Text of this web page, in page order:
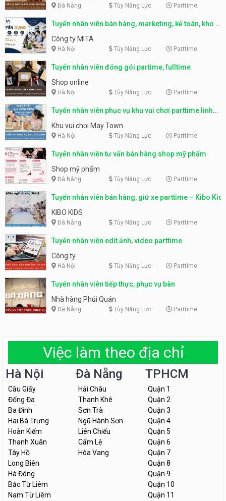
Đà Nẵng Tùy Năng Lực Parttime
Tuyển nhân viên bán hàng, marketing, kế toán, kho –
parttime, fulltime
Công ty MITA
Hà Nội Tùy Năng Lực Parttime
Tuyển nhân viên đóng gói partime, fulltime
Shop online
Hà Nội Tùy Năng Lực Parttime
Tuyển nhân viên phục vụ khu vui chơi parttime linh
động
Khu vui chơi May Town
Hà Nội Tùy Năng Lực Parttime
Tuyển nhân viên tư vấn bán hàng shop mỹ phẩm
Shop mỹ phẩm
Đà Nẵng Tùy Năng Lực Parttime
Tuyển nhân viên bán hàng, giữ xe parttime – Kibo Kid
KIBO KIDS
Đà Nẵng Tùy Năng Lực Parttime
Tuyển nhân viên edit ảnh, video parttime
Công ty
Hà Nội Tùy Năng Lực Parttime
Tuyển nhân viên tiếp thực, phục vụ bàn
Nhà hàng Phủi Quán
Đà Nẵng Tùy Năng Lực Parttime
Việc làm theo địa chỉ
Hà Nội
Cầu Giấy
Đống Đa
Ba Đình
Hai Bà Trưng
Hoàn Kiếm
Thanh Xuân
Tây Hồ
Long Biên
Hà Đông
Bắc Từ Liêm
Nam Từ Liêm
Đà Nẵng
Hải Châu
Thanh Khê
Sơn Trà
Ngũ Hành Sơn
Liên Chiểu
Cẩm Lệ
Hòa Vang
TPHCM
Quận 1
Quận 2
Quận 3
Quận 4
Quận 5
Quận 6
Quận 7
Quận 8
Quận 9
Quận 10
Quận 11